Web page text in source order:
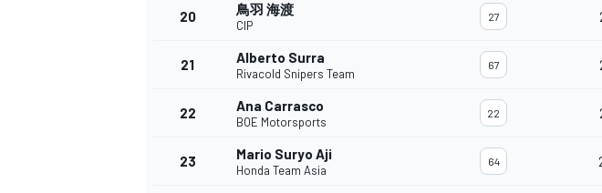
20 鳥羽 海渡
CIP
27
21 Alberto Surra
Rivacold Snipers Team
67
22 Ana Carrasco
BOE Motorsports
22
23 Mario Suryo Aji
Honda Team Asia
64